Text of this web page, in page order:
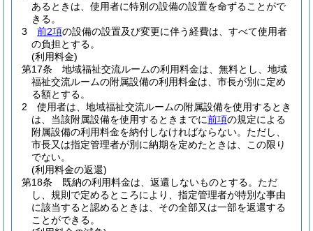
あるときは、使用者に特別の設備の設置を命ずることがで
きる。
3
前2項の設備の設置及び変更に伴う経費は、すべて使用者
の負担とする。
(利用料金)
第17条
地域福祉交流ルームの利用料金は、無料とし、地域
福祉交流ルームの附属設備の利用料金は、市長が別に定め
る額とする。
2
使用者は、地域福祉交流ルームの附属設備を使用するとき
は、当該附属設備を使用するときまでに前項の規定による
附属設備の利用料金を納付しなければならない。 ただし、
市長又は指定管理者が別に納期を定めたときは、この限り
でない。
(利用料金の返還)
第18条
既納の利用料金は、返還しないものとする。 ただ
し、規則で定めるところにより、指定管理者が特別な事由
に該当すると認めるときは、その全部又は一部を返還する
ことができる。